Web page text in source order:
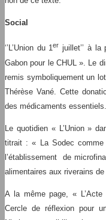
Social
‘’L’Union du 1er juillet’’ à
Gabon pour le CHUL ». Le
remis symboliquement un
Thérèse Vané. Cette
des médicaments essentiels.
Le quotidien « L’Union »
titrait : « La Sodec comme
l’établissement de
alimentaires aux riverains
A la même page, «
Cercle de réflexion pour